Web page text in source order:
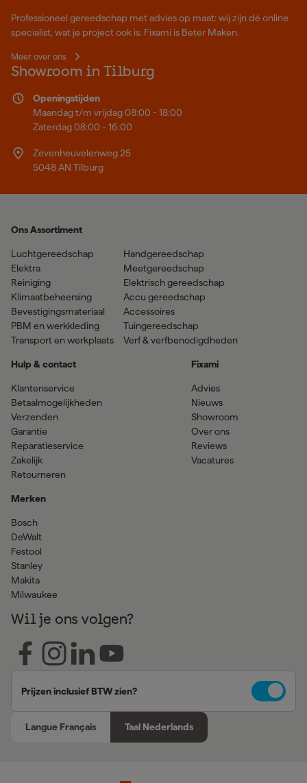
Professioneel gereedschap met advies op maat: wij zijn dé online
specialist, wat je project ook is. Fixami is Beter Maken.
Meer over ons
Showroom in Tilburg
Openingstijden
Maandag t/m vrijdag 08:00 - 18:00
Zaterdag 08:00 - 16:00
Zevenheuvelenweg 25
5048 AN Tilburg
Ons Assortiment
Luchtgereedschap
Elektra
Reiniging
Klimaatbeheersing
Bevestigingsmateriaal
PBM en werkkleding
Transport en werkplaats
Handgereedschap
Meetgereedschap
Elektrisch gereedschap
Accu gereedschap
Accessoires
Tuingereedschap
Verf & verfbenodigdheden
Hulp & contact
Klantenservice
Betaalmogelijkheden
Verzenden
Garantie
Reparatieservice
Zakelijk
Retourneren
Merken
Bosch
DeWalt
Festool
Stanley
Makita
Milwaukee
Fixami
Advies
Nieuws
Showroom
Over ons
Reviews
Vacatures
Wil je ons volgen?
Prijzen inclusief BTW zien?
Langue Français Taal Nederlands